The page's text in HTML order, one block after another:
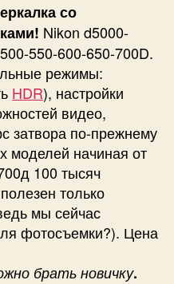
со
Nikon d5000-
550-600-650-700D.
режимы:
HDR), настройки
видео,
затвора по-прежнему
моделей начиная от
100 тысяч
только
мы сейчас
фотосъемки?). Цена
брать новичку.